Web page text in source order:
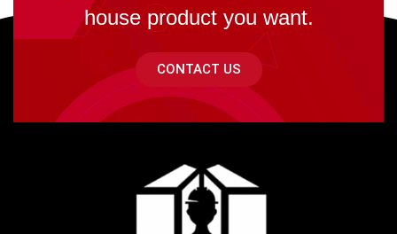
house product you want.
CONTACT US